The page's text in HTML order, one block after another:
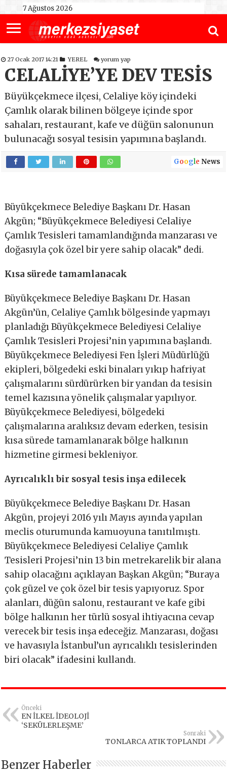
7 Ağustos 2026
27 Ocak 2017 14:21 YEREL yorum yap
CELALİYE’YE DEV TESİS
Büyükçekmece ilçesi, Celaliye köy içindeki
Çamlık olarak bilinen bölgeye içinde spor
sahaları, restaurant, kafe ve düğün salonunun
bulunacağı sosyal tesisin yapımına başlandı.
Google News
Büyükçekmece Belediye Başkanı Dr. Hasan
Akgün; “Büyükçekmece Belediyesi Celaliye
Çamlık Tesisleri tamamlandığında manzarası ve
doğasıyla çok özel bir yere sahip olacak” dedi.
Kısa sürede tamamlanacak
Büyükçekmece Belediye Başkanı Dr. Hasan
Akgün’ün, Celaliye Çamlık bölgesinde yapmayı
planladığı Büyükçekmece Belediyesi Celaliye
Çamlık Tesisleri Projesi’nin yapımına başlandı.
Büyükçekmece Belediyesi Fen İşleri Müdürlüğü
ekipleri, bölgedeki eski binaları yıkıp hafriyat
çalışmalarını sürdürürken bir yandan da tesisin
temel kazısına yönelik çalışmalar yapılıyor.
Büyükçekmece Belediyesi, bölgedeki
çalışmalarına aralıksız devam ederken, tesisin
kısa sürede tamamlanarak bölge halkının
hizmetine girmesi bekleniyor.
Ayrıcalıklı bir sosyal tesis inşa edilecek
Büyükçekmece Belediye Başkanı Dr. Hasan
Akgün, projeyi 2016 yılı Mayıs ayında yapılan
meclis oturumunda kamuoyuna tanıtılmıştı.
Büyükçekmece Belediyesi Celaliye Çamlık
Tesisleri Projesi’nin 13 bin metrekarelik bir alana
sahip olacağını açıklayan Başkan Akgün; “Buraya
çok güzel ve çok özel bir tesis yapıyoruz. Spor
alanları, düğün salonu, restaurant ve kafe gibi
bölge halkının her türlü sosyal ihtiyacına cevap
verecek bir tesis inşa edeceğiz. Manzarası, doğası
ve havasıyla İstanbul’un ayrıcalıklı tesislerinden
biri olacak” ifadesini kullandı.
Önceki
EN İLKEL İDEOLOJİ
‘SEKÜLERLEŞME’
Sonraki
TONLARCA ATIK TOPLANDI
Benzer Haberler